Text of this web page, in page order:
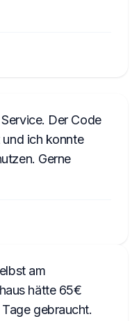
Der Code
ich konnte
Gerne
am
hätte 65€
gebraucht.